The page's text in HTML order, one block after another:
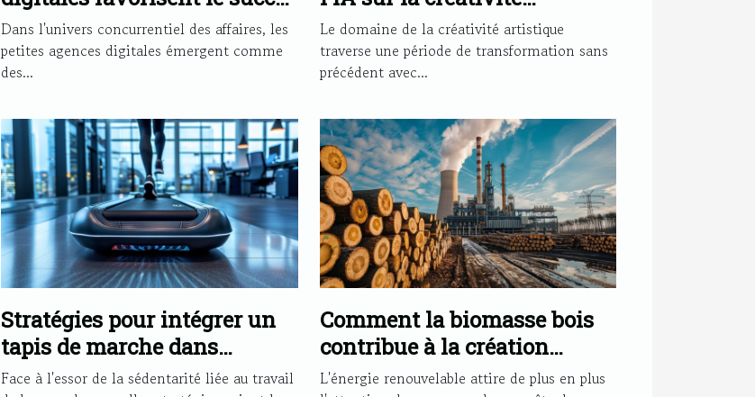
des PME
Dans l'univers concurrentiel des affaires, les
petites agences digitales émergent comme
des...
artistique et le dessin
Le domaine de la créativité artistique
traverse une période de transformation sans
précédent avec...
Stratégies pour intégrer un
tapis de marche dans
l'environnement de travail
Face à l'essor de la sédentarité liée au travail
Comment la biomasse bois
contribue à la création
d'emplois dans le secteur
L'énergie renouvelable attire de plus en plus